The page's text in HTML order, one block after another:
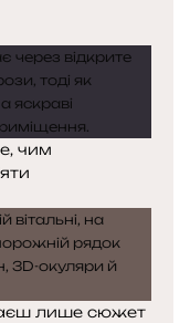
чим
лише сюжет